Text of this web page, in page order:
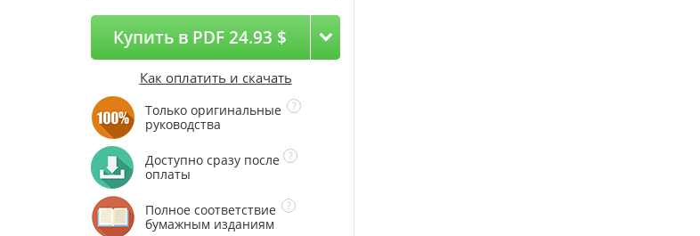
Купить в PDF 24.93 $
Как оплатить и скачать
Только оригинальные
руководства
Доступно сразу после
оплаты
Полное соответствие
бумажным изданиям